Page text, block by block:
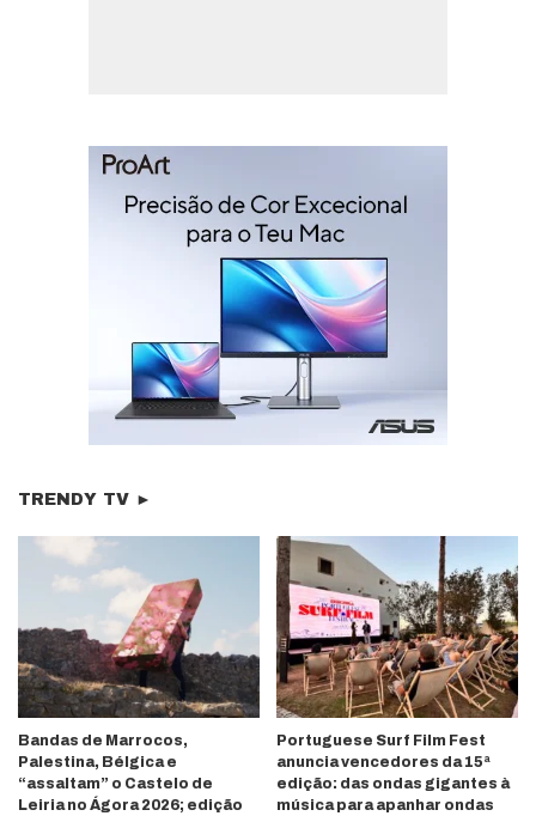
TRENDY TV ►
Bandas de Marrocos,
Palestina, Bélgica e
“assaltam” o Castelo de
Leiria no Ágora 2026; edição
Portuguese Surf Film Fest
anuncia vencedores da 15ª
edição: das ondas gigantes à
música para apanhar ondas